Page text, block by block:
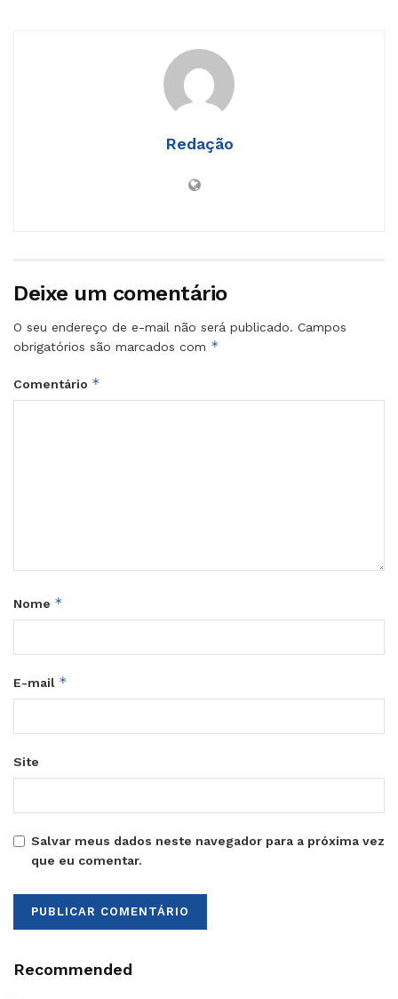
Redação
Deixe um comentário
O seu endereço de e-mail não será publicado. Campos
obrigatórios são marcados com *
Comentário *
Nome *
E-mail *
Site
Salvar meus dados neste navegador para a próxima vez
que eu comentar.
Recommended